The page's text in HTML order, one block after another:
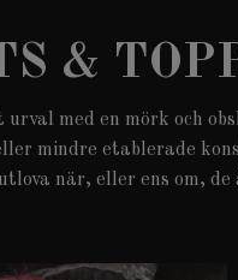
&
med en mörk och
mindre etablerade
när, eller ens om,